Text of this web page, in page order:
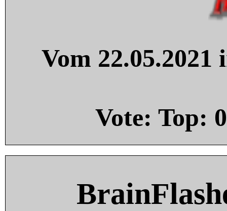
Vom
Vote: Top: 0